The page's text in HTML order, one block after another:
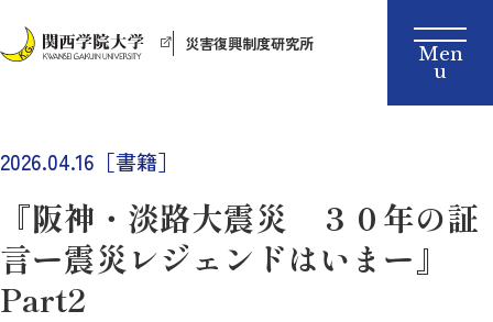
災害復興制度研究所
2026.04.16［書籍］
『阪神・淡路大震災 ３０年の証
言ー震災レジェンドはいまー』
Part2